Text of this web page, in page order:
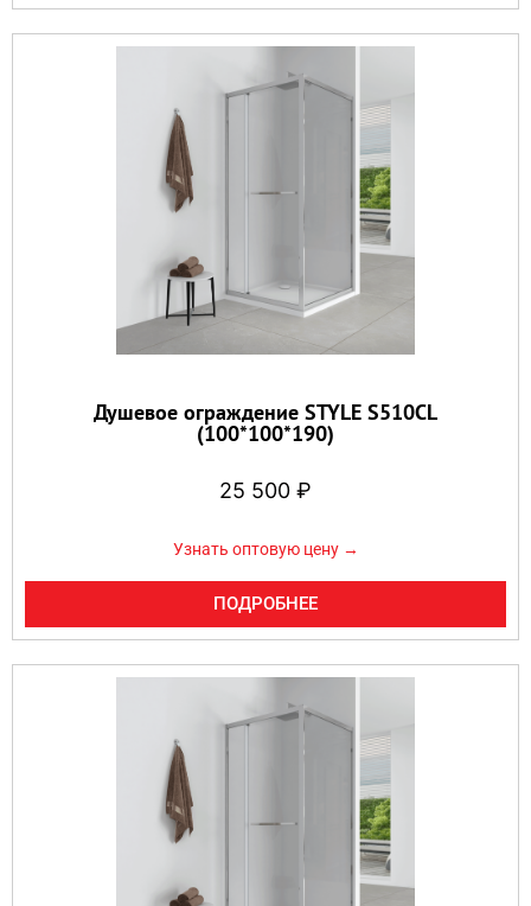
Душевое ограждение STYLE S510CL
(100*100*190)
25 500 ₽
Узнать оптовую цену →
ПОДРОБНЕЕ